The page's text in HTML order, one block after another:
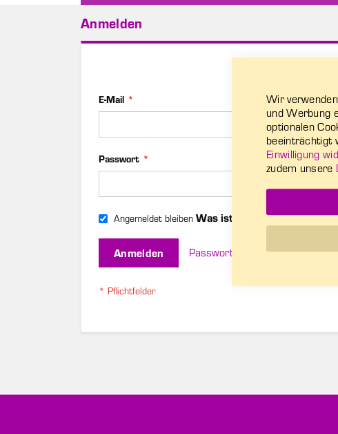
Anmelden
E-Mail
Passwort
Angemeldet bleiben Was ist das?
Anmelden Passwort vergessen?
Wir
und Werbung
optionalen
beeinträchtigt
Einwilligung
zudem unsere